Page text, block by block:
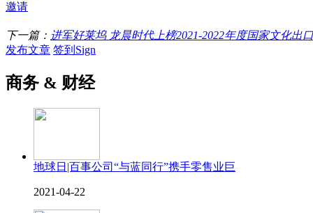
邀请
下一篇： 进军好莱坞 龙晨时代上榜2021-2022年度国家文化出
发布文章 签到Sign
商务 & 财经
地球日|百事公司“与蓝同行”携手零售业巨
2021-04-22